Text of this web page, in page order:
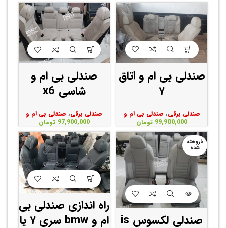
صندلی بی ام و اتاق
۷
صندلی برقی, صندلی بی ام و
99,900,000 تومان
صندلی بی ام و
شاسی x6
صندلی برقی, صندلی بی ام و
97,900,000 تومان
فروخته
شده
صندلی لکسوس is
راه اندازی صندلی بی
ام و bmw سری ۷ یا